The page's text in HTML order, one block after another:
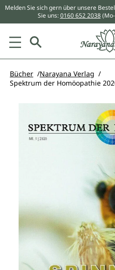
springen
Melden Sie sich gern über unsere
Sie uns:0160 652 2038
Bücher
Narayana Verlag
Spektrum der Homöopathie
Bildergalerie überspringen